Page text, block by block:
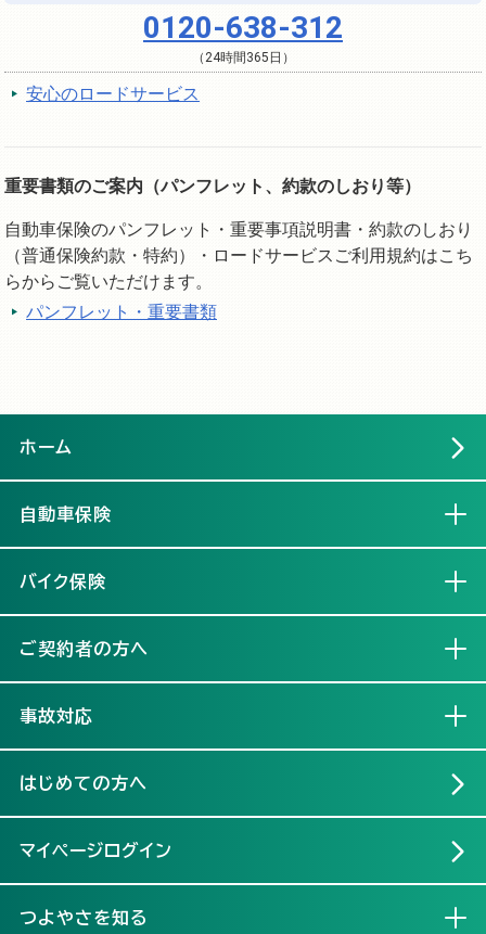
0120-638-312
（24時間365日）
安心のロードサービス
重要書類のご案内（パンフレット、約款のしおり等）
自動車保険のパンフレット・重要事項説明書・約款のしおり
（普通保険約款・特約）・ロードサービスご利用規約はこち
らからご覧いただけます。
パンフレット・重要書類
ホーム
自動車保険
バイク保険
ご契約者の方へ
事故対応
はじめての方へ
マイページログイン
つよやさを知る